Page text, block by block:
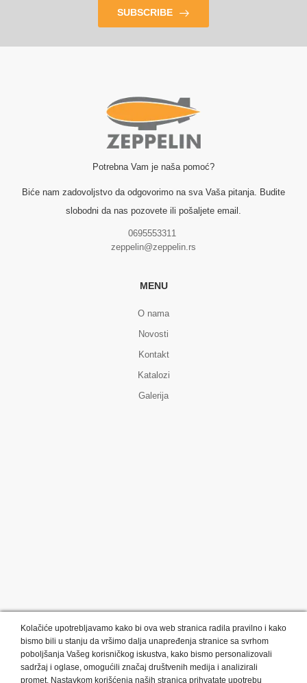
SUBSCRIBE
Potrebna Vam je naša pomoć?
Biće nam zadovoljstvo da odgovorimo na sva Vaša pitanja. Budite
slobodni da nas pozovete ili pošaljete email.
0695553311
zeppelin@zeppelin.rs
MENU
O nama
Novosti
Kontakt
Katalozi
Galerija
Kolačiće upotrebljavamo kako bi ova web stranica radila pravilno i kako
bismo bili u stanju da vršimo dalja unapređenja stranice sa svrhom
poboljšanja Vašeg korisničkog iskustva, kako bismo personalizovali
sadržaj i oglase, omogućili značaj društvenih medija i analizirali
promet. Nastavkom korišćenja naših stranica prihvatate upotrebu